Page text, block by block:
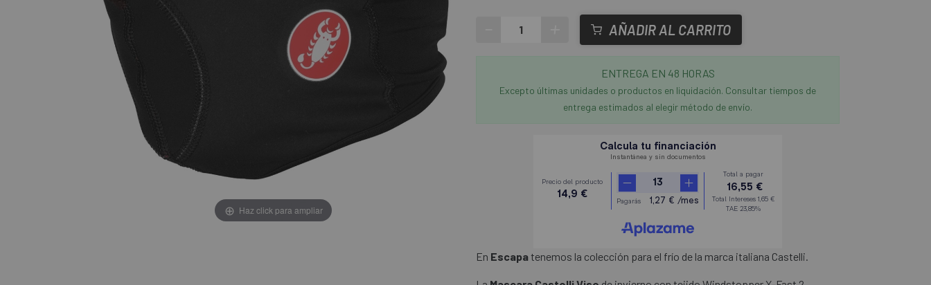
Haz click para ampliar
AÑADIR AL CARRITO
ENTREGA EN 48 HORAS
Excepto últimas unidades o productos en liquidación. Consultar tiempos de
entrega estimados al elegir método de envío.
En Escapatenemos la colección para el frío de la marca italiana Castelli.